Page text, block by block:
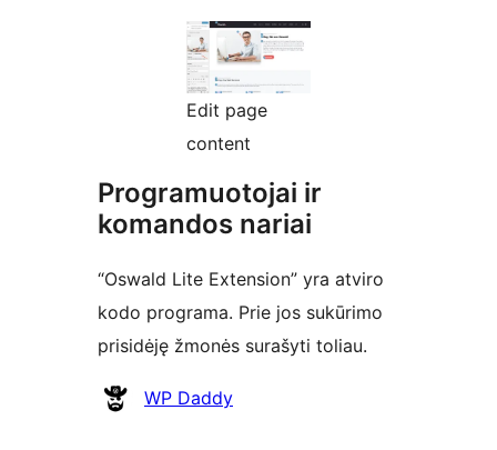
Edit page
content
Programuotojai ir
komandos nariai
“Oswald Lite Extension” yra atviro
kodo programa. Prie jos sukūrimo
prisidėję žmonės surašyti toliau.
AutoriaiWP Daddy